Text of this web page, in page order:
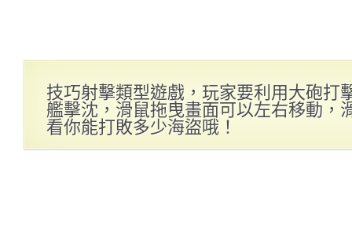
技巧射擊類型遊戲，玩家要利用大砲打
艦擊沈，滑鼠拖曳畫面可以左右移動，
看你能打敗多少海盜哦！